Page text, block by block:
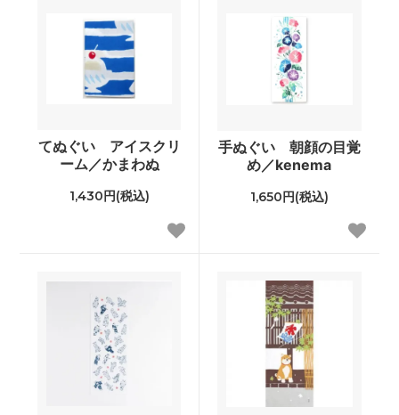
てぬぐい アイスクリ
ーム／かまわぬ
1,430円(税込)
手ぬぐい 朝顔の目覚
め／kenema
1,650円(税込)